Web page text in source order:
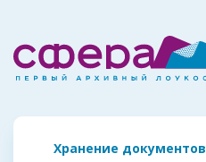
Хранение документов